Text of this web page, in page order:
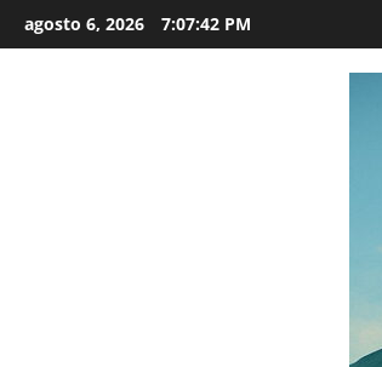
al
agosto 6, 2026 7:07:44 PM